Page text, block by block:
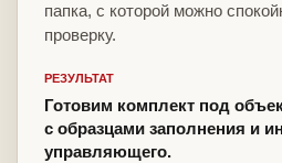
папка, с которой можно
проверку.
РЕЗУЛЬТАТ
Готовим комплект под
с образцами заполнения и
управляющего.